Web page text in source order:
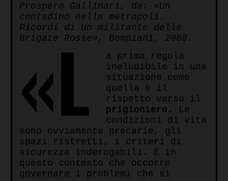
Prospero Gallinari, da: «Un
contadino nella metropoli.
Ricordi di un militante delle
Brigate Rosse», Bompiani, 2008.
«L
a prima regola
ineludibile in una
situazione come
quella è il
rispetto verso il
prigioniero . Le
condizioni di vita
sono ovviamente precarie, gli
spazi ristretti, i criteri di
sicurezza inderogabili. È in
questo contesto che occorre
governare i problemi che si